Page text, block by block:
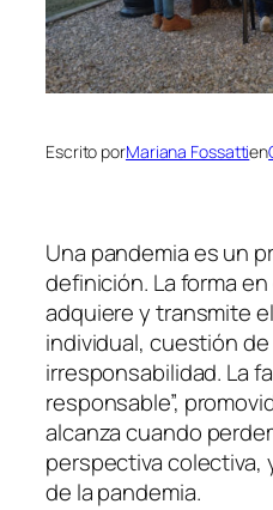
Escrito porMariana Fossattien
Una pandemia es un
definición. La forma
adquiere y transmite
individual, cuestión
irresponsabilidad. La
responsable”,
alcanza cuando
perspectiva colectiva,
de la pandemia.